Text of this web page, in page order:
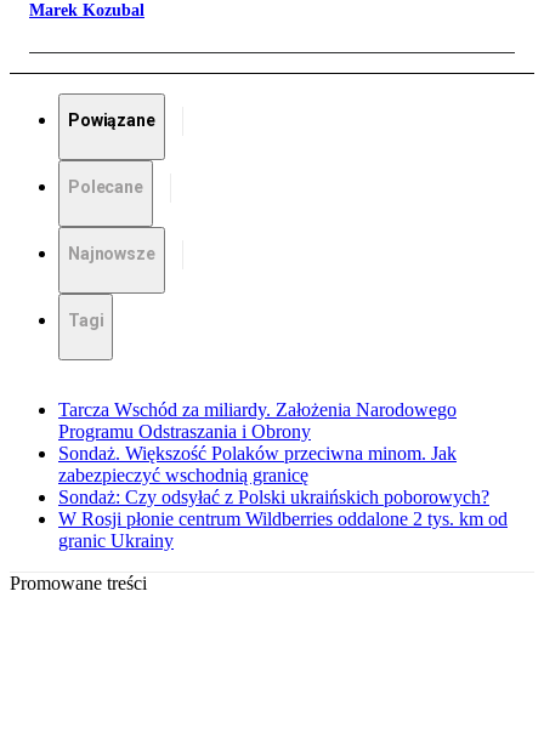
Marek Kozubal
Powiązane
Polecane
Najnowsze
Tagi
Tarcza Wschód za miliardy. Założenia Narodowego
Programu Odstraszania i Obrony
Sondaż. Większość Polaków przeciwna minom. Jak
zabezpieczyć wschodnią granicę
Sondaż: Czy odsyłać z Polski ukraińskich poborowych?
W Rosji płonie centrum Wildberries oddalone 2 tys. km od
granic Ukrainy
Promowane treści